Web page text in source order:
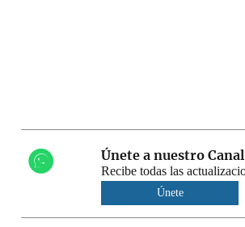
Únete a nuestro
Recibe todas las
Únete